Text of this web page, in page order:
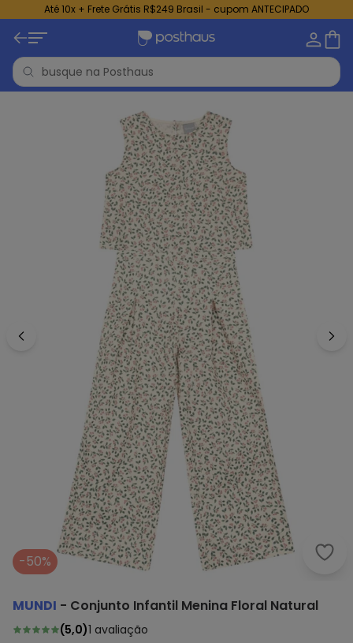
Até 10x + Frete Grátis R$249 Brasil - cupom ANTECIPADO
-50%
MUNDI - Conjunto Infantil Menina Floral Natural
(5,0)1 avaliação